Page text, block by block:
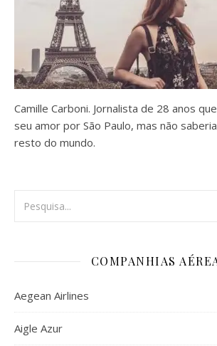
Camille Carboni. Jornalista de 28 anos
seu amor por São Paulo, mas não
resto do mundo.
COMPANHIAS
Aegean Airlines
Aigle Azur